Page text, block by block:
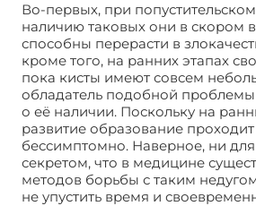
Во-первых, при
наличию таковых они в скором
способны перерасти в
кроме того, на ранних этапах
пока кисты имеют совсем
обладатель подобной
о её наличии. Поскольку на
развитие образование
бессимптомно. Наверное, ни
секретом, что в медицине
методов борьбы с таким
не упустить время и